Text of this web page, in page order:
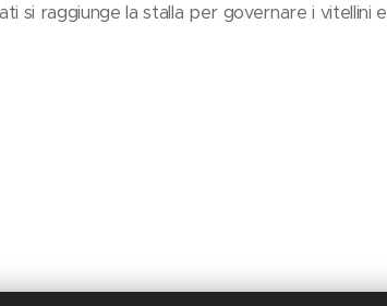
si raggiunge la stalla per governare i vitellini e